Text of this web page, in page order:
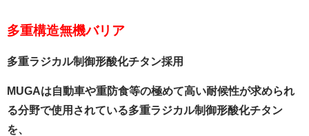
多重構造無機バリア
多重ラジカル制御形酸化チタン採用
MUGAは自動車や重防食等の極めて高い耐候性が求められ
る分野で使用されている多重ラジカル制御形酸化チタン
を、